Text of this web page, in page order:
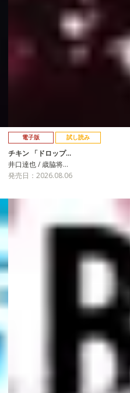
電子版 試し読み
チキン 「ドロップ…
井口達也 / 歳脇将…
発売日：2026.08.06